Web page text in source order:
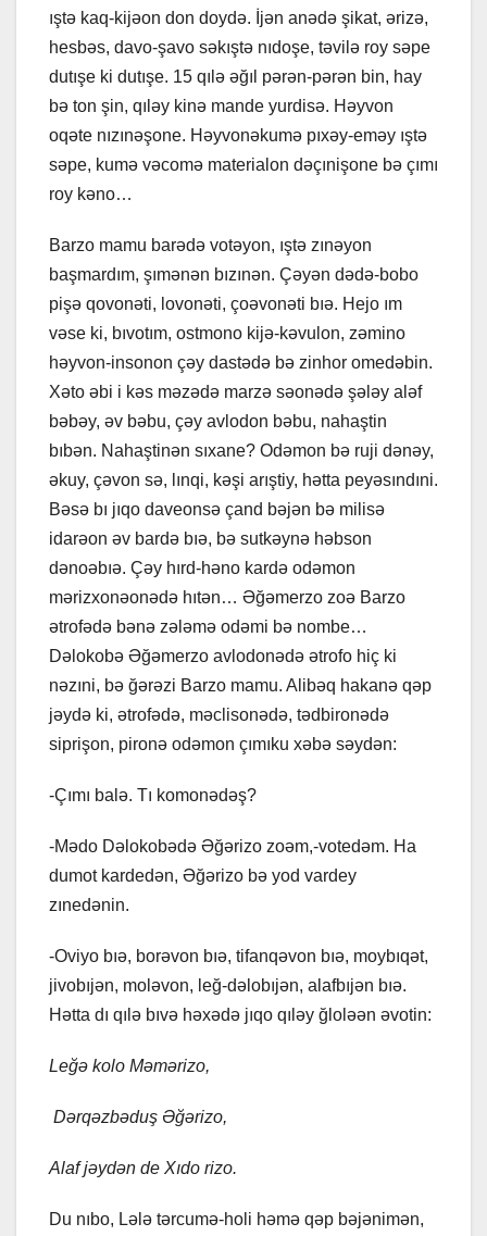
ıştə kaq-kijəon don doydə. İjən anədə şikat, ərizə,
hesbəs, davo-şavo səkıştə nıdoşe, təvilə roy səpe
dutışe ki dutışe. 15 qılə əğıl pərən-pərən bin, hay
bə ton şin, qıləy kinə mande yurdisə. Həyvon
oqəte nızınəşone. Həyvonəkumə pıxəy-eməy ıştə
səpe, kumə vəcomə materialon dəçınişone bə çımı
roy kəno…
Barzo mamu barədə votəyon, ıştə zınəyon
başmardım, şımənən bızınən. Çəyən dədə-bobo
pişə qovonəti, lovonəti, çoəvonəti bıə. Hejo ım
vəse ki, bıvotım, ostmono kijə-kəvulon, zəmino
həyvon-insonon çəy dastədə bə zinhor omedəbin.
Xəto əbi i kəs məzədə marzə səonədə şələy aləf
bəbəy, əv bəbu, çəy avlodon bəbu, nahaştin
bıbən. Nahaştinən sıxane? Odəmon bə ruji dənəy,
əkuy, çəvon sə, lınqi, kəşi arıştiy, hətta peyəsındıni.
Bəsə bı jıqo daveonsə çand bəjən bə milisə
idarəon əv bardə bıə, bə sutkəynə həbson
dənoəbıə. Çəy hırd-həno kardə odəmon
mərizxonəonədə hıtən… Əğəmerzo zoə Barzo
ətrofədə bənə zələmə odəmi bə nombe…
Dəlokobə Əğəmerzo avlodonədə ətrofo hiç ki
nəzıni, bə ğərəzi Barzo mamu. Alibəq hakanə qəp
jəydə ki, ətrofədə, məclisonədə, tədbironədə
siprişon, pironə odəmon çımıku xəbə səydən:
-Çımı balə. Tı komonədəş?
-Mədo Dəlokobədə Əğərizo zoəm,-votedəm. Ha
dumot kardedən, Əğərizo bə yod vardey
zınedənin.
-Oviyo bıə, borəvon bıə, tifanqəvon bıə, moybıqət,
jivobıjən, moləvon, leğ-dəlobıjən, alafbıjən bıə.
Hətta dı qılə bıvə həxədə jıqo qıləy ğloləən əvotin:
Leğə kolo Məmərizo,
Dərqəzbəduş Əğərizo,
Alaf jəydən de Xıdo rizo.
Du nıbo, Lələ tərcumə-holi həmə qəp bəjənimən,